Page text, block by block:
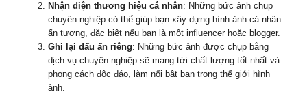
Nhận diện thương hiệu cá nhân: Những bức ảnh chụp
chuyên nghiệp có thể giúp bạn xây dựng hình ảnh cá nhân
ấn tượng, đặc biệt nếu bạn là một influencer hoặc blogger.
Ghi lại dấu ấn riêng: Những bức ảnh được chụp bằng
dịch vụ chuyên nghiệp sẽ mang tới chất lượng tốt nhất và
phong cách độc đáo, làm nổi bật bạn trong thế giới hình
ảnh.